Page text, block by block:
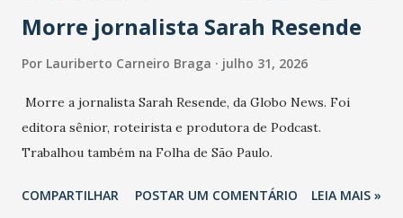
Morre jornalista Sarah Resende
Por Lauriberto Carneiro Braga julho 31, 2026
Morre a jornalista Sarah Resende, da Globo News. Foi
editora sênior, roteirista e produtora de Podcast.
Trabalhou também na Folha de São Paulo.
COMPARTILHAR POSTAR UM COMENTÁRIO LEIA MAIS »